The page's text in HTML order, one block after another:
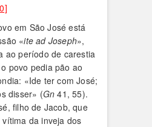
em São José está
«ite ad Joseph»,
ao período de carestia
povo pedia pão ao
«Ide ter com José;
disser» (Gn 41, 55).
filho de Jacob, que
da inveja dos